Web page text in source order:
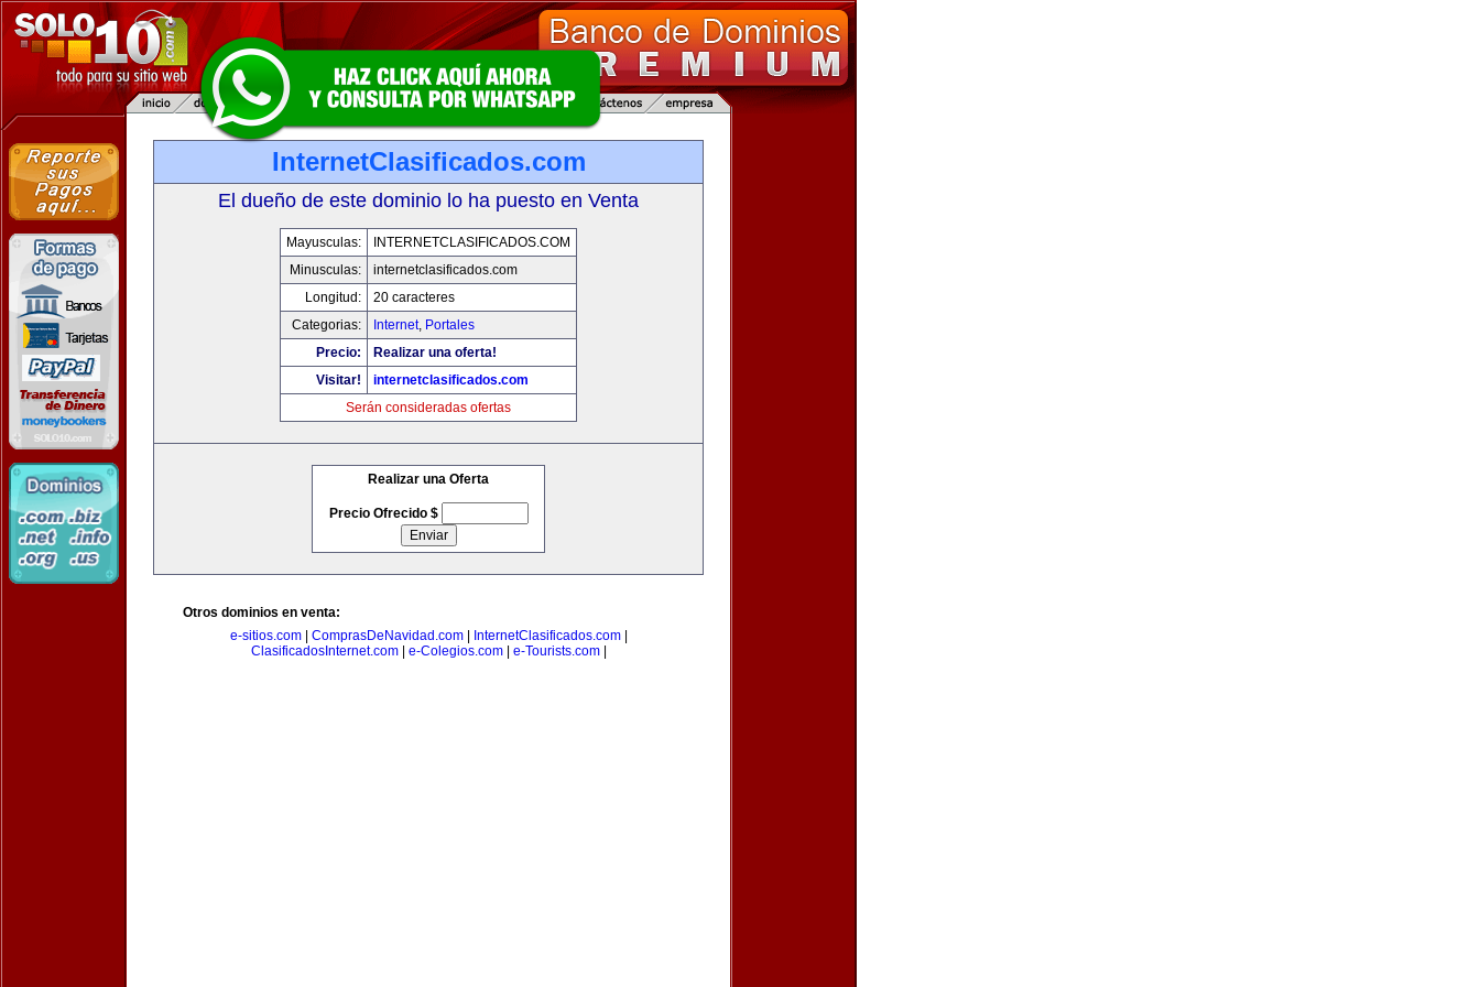
InternetClasificados.com
El dueño de este dominio lo ha puesto en Venta
Mayusculas:
INTERNETCLASIFICADOS.COM
Minusculas:
internetclasificados.com
Longitud:
20 caracteres
Categorias:
Internet, Portales
Precio:
Realizar una oferta!
Visitar!
internetclasificados.com
Serán consideradas ofertas
Realizar una Oferta
Precio Ofrecido $
Otros dominios en venta:
e-sitios.com| ComprasDeNavidad.com| InternetClasificados.com|
ClasificadosInternet.com| e-Colegios.com| e-Tourists.com|